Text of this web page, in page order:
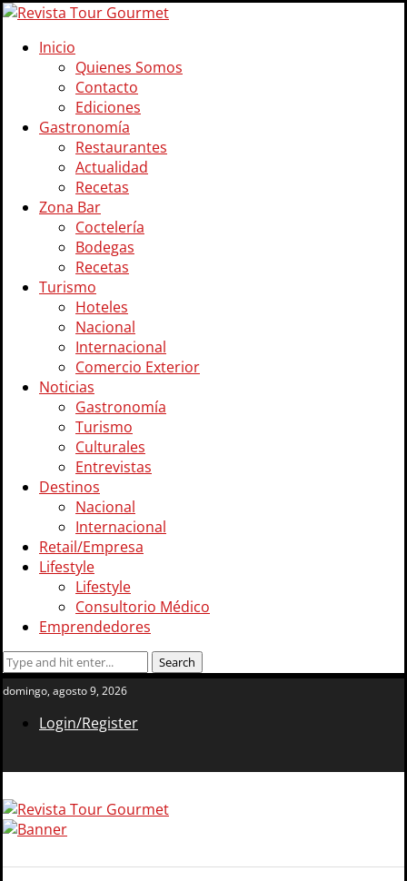
Inicio
Quienes Somos
Contacto
Ediciones
Gastronomía
Restaurantes
Actualidad
Recetas
Zona Bar
Coctelería
Bodegas
Recetas
Turismo
Hoteles
Nacional
Internacional
Comercio Exterior
Noticias
Gastronomía
Turismo
Culturales
Entrevistas
Destinos
Nacional
Internacional
Retail/Empresa
Lifestyle
Lifestyle
Consultorio Médico
Emprendedores
domingo, agosto 9, 2026
Login/Register